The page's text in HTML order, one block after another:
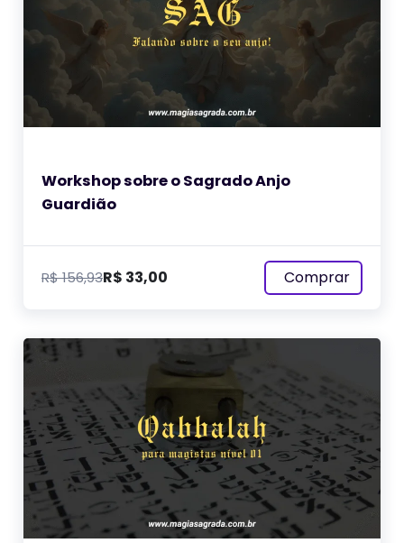
Workshop sobre o Sagrado Anjo
Guardião
R$156,93R$ 33,00 Comprar